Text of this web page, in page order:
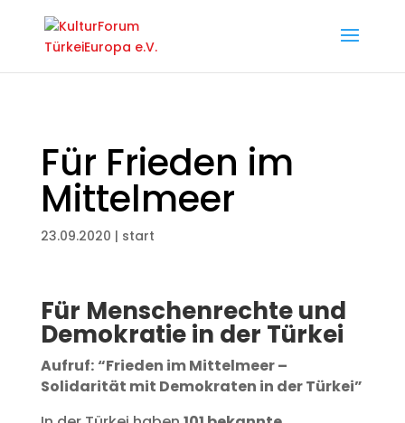
Für Frieden im
Mittelmeer
23.09.2020 | start
Für Menschenrechte und
Demokratie in der Türkei
Aufruf:“Frieden im Mittelmeer –
Solidarität mit Demokraten in der Türkei”